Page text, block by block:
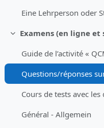
Einklappen
Général - Allgemein